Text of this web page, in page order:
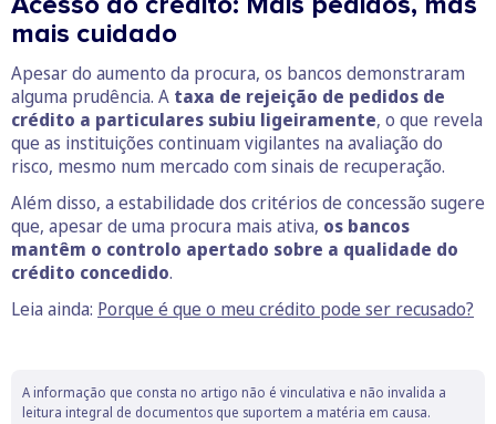
mais cuidado
Apesar do aumento da procura, os bancos demonstraram
alguma prudência. A taxa de rejeição de pedidos de
crédito a particulares subiu ligeiramente, o que revela
que as instituições continuam vigilantes na avaliação do
risco, mesmo num mercado com sinais de recuperação.
Além disso, a estabilidade dos critérios de concessão sugere
que, apesar de uma procura mais ativa, os bancos
mantêm o controlo apertado sobre a qualidade do
crédito concedido.
Leia ainda: Porque é que o meu crédito pode ser recusado?
A informação que consta no artigo não é vinculativa e não invalida a
leitura integral de documentos que suportem a matéria em causa.